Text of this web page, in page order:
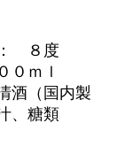
８度
ｍｌ
（国内製
、糖類